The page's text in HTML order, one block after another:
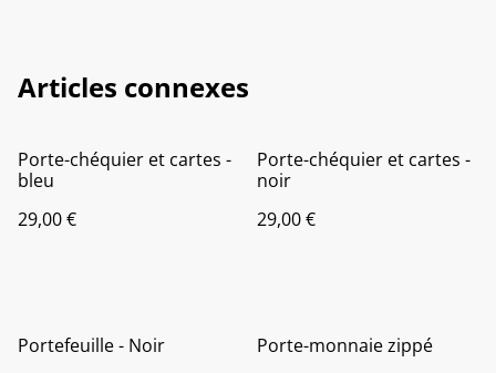
Articles connexes
Porte-chéquier et cartes -
bleu
29,00 €
Porte-chéquier et cartes -
noir
29,00 €
Portefeuille - Noir
Porte-monnaie zippé